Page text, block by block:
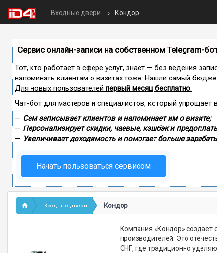
Входные двери Кондор
Сервис онлайн-записи на собственном Telegram-
Тот, кто работает в сфере услуг, знает — без ведения
напоминать клиентам о визитах тоже. Нашли самый
Для новых пользователей первый месяц бесплатно.
Чат-бот для мастеров и специалистов, который упрощает
— Сам записывает клиентов и напоминает им о визите;
— Персонализирует скидки, чаевые, кэшбэк и
— Увеличивает доходимость и помогает больше
Начать пользоваться сервисом
Входные двери Кондор
Компания «Кондор» создаёт
производителей. Это
СНГ, где традиционно